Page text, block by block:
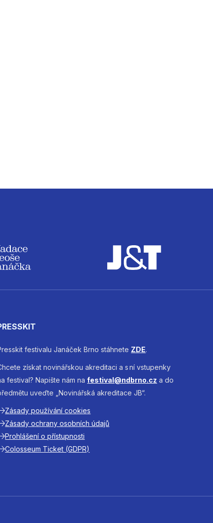
festivalu Janáček Brno stáhnete ZDE.
získat novinářskou akreditaci a s ní vstupenky
festival? Napište nám nafestival@ndbrno.cz a do
uveďte „Novinářská akreditace JB“.
Zásady používání cookies
Zásady ochrany osobních údajů
Prohlášení o přístupnosti
Colosseum Ticket (GDPR)